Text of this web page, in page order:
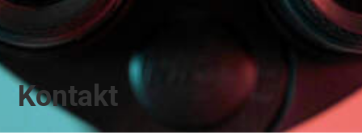
Kontakt